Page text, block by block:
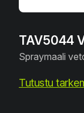
TAV5044
Spraymaali
Tutustu